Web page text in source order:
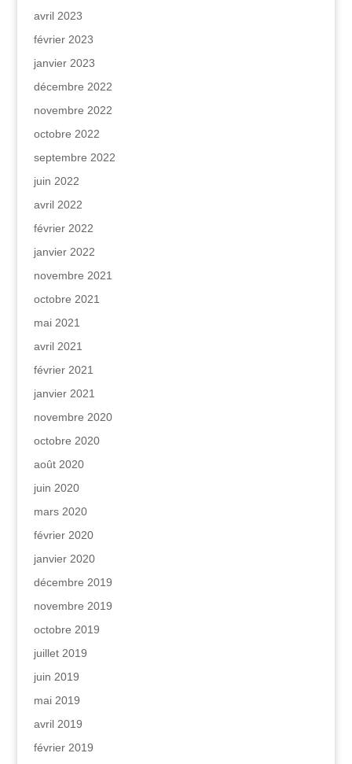
avril 2023
février 2023
janvier 2023
décembre 2022
novembre 2022
octobre 2022
septembre 2022
juin 2022
avril 2022
février 2022
janvier 2022
novembre 2021
octobre 2021
mai 2021
avril 2021
février 2021
janvier 2021
novembre 2020
octobre 2020
août 2020
juin 2020
mars 2020
février 2020
janvier 2020
décembre 2019
novembre 2019
octobre 2019
juillet 2019
juin 2019
mai 2019
avril 2019
février 2019